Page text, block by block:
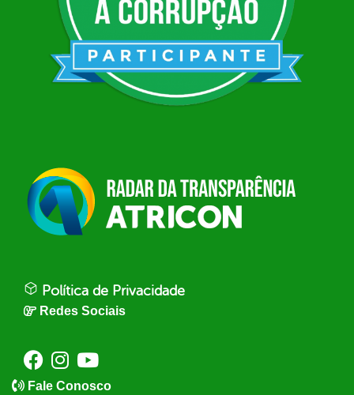
Política de Privacidade
Redes Sociais
Fale Conosco